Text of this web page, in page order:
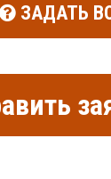
ЗАДАТЬ